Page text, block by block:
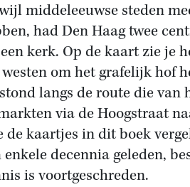
middeleeuwse steden
had Den Haag twee
kerk. Op de kaart zie je
om het grafelijk hof
langs de route die van
via de Hoogstraat
de kaartjes in dit boek
enkele decennia geleden,
is voortgeschreden.